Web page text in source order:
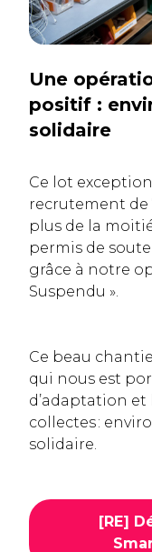
Une
positif :
solidaire
Ce lot
recrutement de
plus de la
permis de
grâce à notre
Suspendu ».
Ce beau
qui nous est
d’adaptation
collectes :
solidaire.
[RE]